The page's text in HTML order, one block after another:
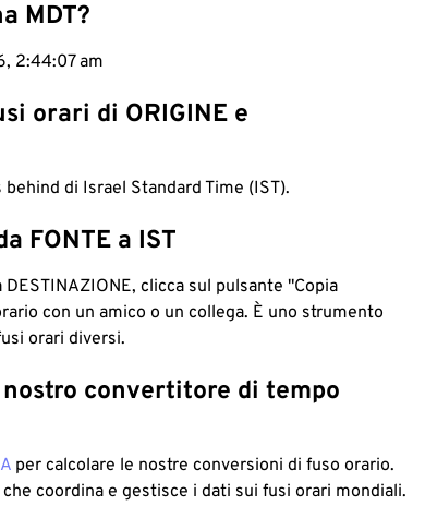
MDT?
2:44:08 am
orari di ORIGINE e
di Israel Standard Time (IST).
FONTE a IST
clicca sul pulsante "Copia
con un amico o un collega. È uno strumento
orari diversi.
convertitore di tempo
per calcolare le nostre conversioni di fuso orario.
coordina e gestisce i dati sui fusi orari mondiali.